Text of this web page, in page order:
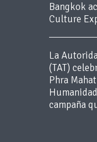
Bangkok
Culture
La
(TAT)
Phra
campaña